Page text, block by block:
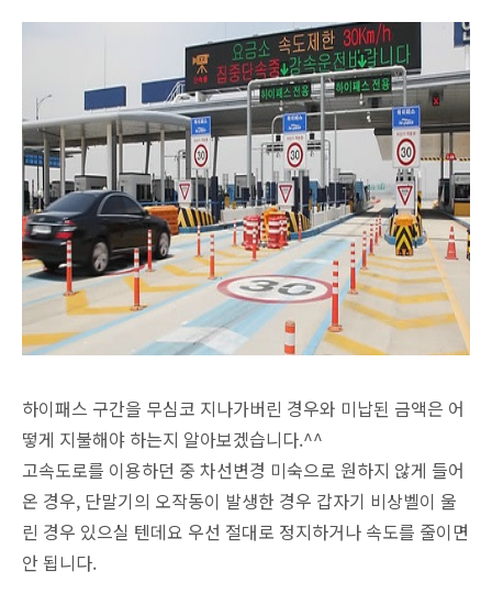
하이패스 구간을 무심코 지나가버린 경우와 미납된 금액은 어
떻게 지불해야 하는지 알아보겠습니다.^^
고속도로를 이용하던 중 차선변경 미숙으로 원하지 않게 들어
온 경우, 단말기의 오작동이 발생한 경우 갑자기 비상벨이 울
린 경우 있으실 텐데요 우선 절대로 정지하거나 속도를 줄이면
안 됩니다.